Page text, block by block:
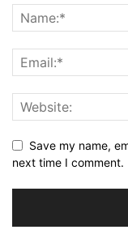
Save my name,
next time I comment.